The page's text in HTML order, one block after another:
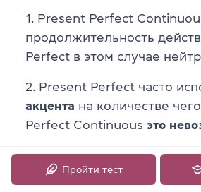
Present Perfect
продолжительность
Perfect в этом случае
Present Perfect часто
акцента на количестве
Perfect Continuous это
Present Perfect
именнонадействии,
в то
Пройти тест